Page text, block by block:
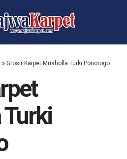
» Grosir Karpet Musholla Turki Ponorogo